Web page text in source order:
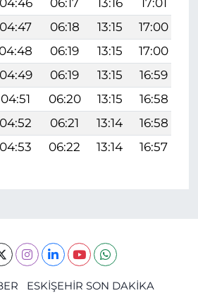
04:46 06:17 13:16 17:01
04:47 06:18 13:15 17:00
04:48 06:19 13:15 17:00
04:49 06:19 13:15 16:59
04:51 06:20 13:15 16:58
04:52 06:21 13:14 16:58
04:53 06:22 13:14 16:57
ESKİŞEHİR SON DAKİKA